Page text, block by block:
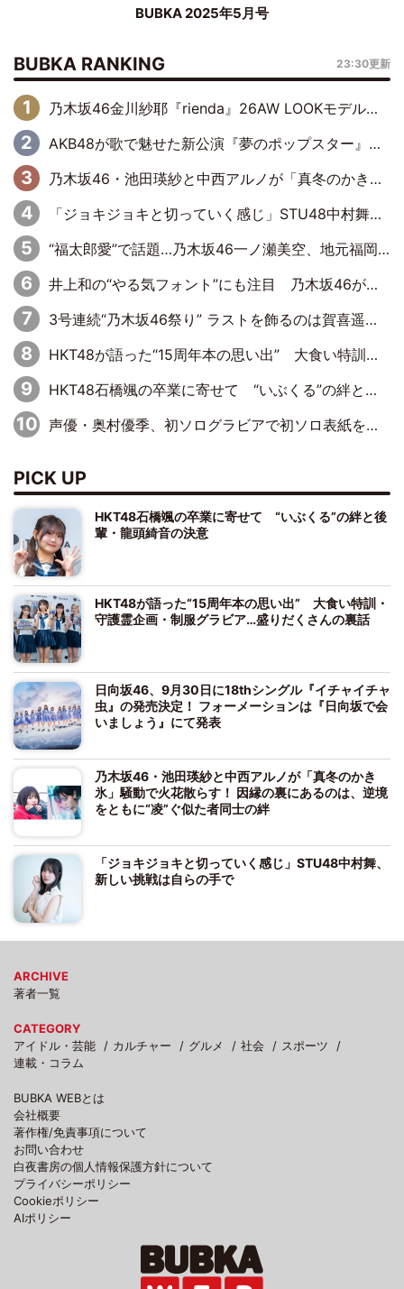
BUBKA 2025年5月号
BUBKA RANKING 23:30更新
乃木坂46金川紗耶『rienda』26AW LOOKモデルに就任
AKB48が歌で魅せた新公演『夢のポップスター』 初日から全身全霊のステージ
乃木坂46・池田瑛紗と中西アルノが「真冬のかき氷」騒動で火花散らす！ 因縁の裏にあるのは、逆境をともに“凌”ぐ似た者同士の絆
「ジョキジョキと切っていく感じ」STU48中村舞、新しい挑戦は自らの手で
“福太郎愛”で話題…乃木坂46一ノ瀬美空、地元福岡『めんべい25周年トップサポーター』に就任
井上和の“やる気フォント”にも注目 乃木坂46が挑んだ書道パフォーマンスの舞台裏
3号連続“乃木坂46祭り” ラストを飾るのは賀喜遥香…5年ぶりの登場に「5年分大人になった私を見ていただけたら」
HKT48が語った“15周年本の思い出” 大食い特訓・守護霊企画・制服グラビア…盛りだくさんの裏話
HKT48石橋颯の卒業に寄せて “いぶくる”の絆と後輩・龍頭綺音の決意
声優・奥村優季、初ソログラビアで初ソロ表紙を飾る！ 初めて見せる表情や、声優を志したきっかけなどを語った必読のインタビューを掲載
PICK UP
HKT48石橋颯の卒業に寄せて “いぶくる”の絆と後
輩・龍頭綺音の決意
HKT48が語った“15周年本の思い出” 大食い特訓・
守護霊企画・制服グラビア…盛りだくさんの裏話
日向坂46、9月30日に18thシングル『イチャイチャ
虫』の発売決定！ フォーメーションは『日向坂で会
いましょう』にて発表
乃木坂46・池田瑛紗と中西アルノが「真冬のかき
氷」騒動で火花散らす！ 因縁の裏にあるのは、逆境
をともに“凌”ぐ似た者同士の絆
「ジョキジョキと切っていく感じ」STU48中村舞、
新しい挑戦は自らの手で
ARCHIVE
著者一覧
CATEGORY
アイドル・芸能
カルチャー グルメ 社会
スポーツ
連載・コラム
BUBKA WEBとは
会社概要
著作権/免責事項について
お問い合わせ
白夜書房の個人情報保護方針について
プライバシーポリシー
Cookieポリシー
AIポリシー